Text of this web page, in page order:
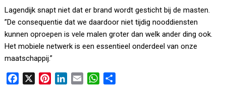
Lagendijk snapt niet dat er brand wordt gesticht bij de masten.
”De consequentie dat we daardoor niet tijdig nooddiensten
kunnen oproepen is vele malen groter dan welk ander ding ook.
Het mobiele netwerk is een essentieel onderdeel van onze
maatschappij.”
W